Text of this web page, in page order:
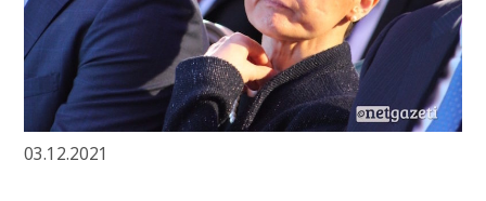
03.12.2021